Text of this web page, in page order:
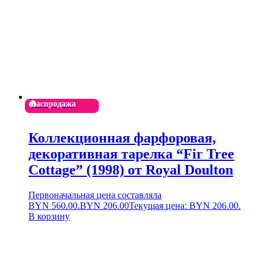
Распродажа
Коллекционная фарфоровая,
декоративная тарелка “Fir Tree
Cottage” (1998) от Royal Doulton
Первоначальная цена составляла
BYN 560.00.BYN 206.00Текущая цена: BYN 206.00.
В корзину